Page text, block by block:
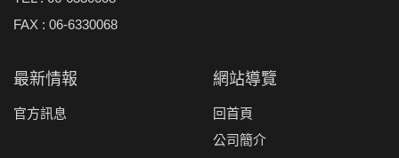
FAX : 06-6330068
最新情報
官方訊息
網站導覽
回首頁
公司簡介